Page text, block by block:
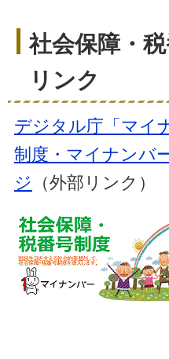
社会保障・
リンク
デジタル庁「マイ
制度・マイナンバ
ジ （外部リンク）